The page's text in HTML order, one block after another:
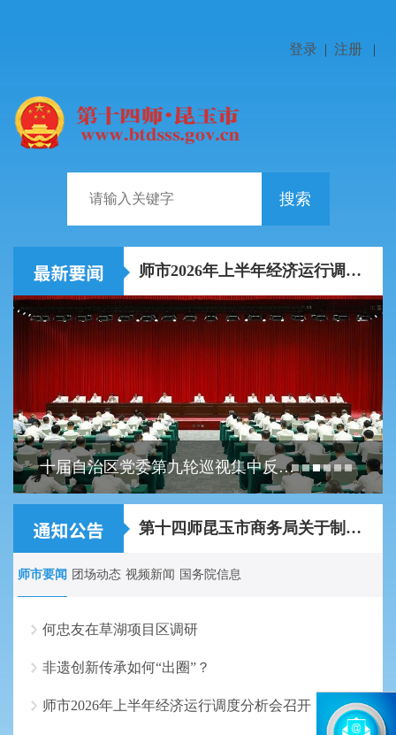
登录 | 注册 |
搜索
非遗创新传承如何“出圈”？
师市2026年上半年经济运行调度分析会召开
十届自治区党委第九轮巡视集中反馈会暨第十轮巡视动员部署...
关于2026年第十四师昆玉市事业单位面向师市...
师市要闻 团场动态 视频新闻 国务院信息
何忠友在草湖项目区调研
非遗创新传承如何“出圈”？
师市2026年上半年经济运行调度分析会召开